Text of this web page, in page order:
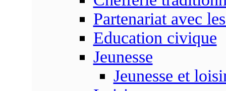
Partenariat avec
Education civique
Jeunesse
Jeunesse et